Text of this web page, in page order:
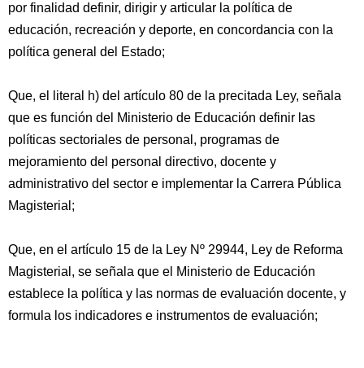
por finalidad definir, dirigir y articular la política de
educación, recreación y deporte, en concordancia con la
política general del Estado;
Que, el literal h) del artículo 80 de la precitada Ley, señala
que es función del Ministerio de Educación definir las
políticas sectoriales de personal, programas de
mejoramiento del personal directivo, docente y
administrativo del sector e implementar la Carrera Pública
Magisterial;
Que, en el artículo 15 de la Ley Nº 29944, Ley de Reforma
Magisterial, se señala que el Ministerio de Educación
establece la política y las normas de evaluación docente, y
formula los indicadores e instrumentos de evaluación;